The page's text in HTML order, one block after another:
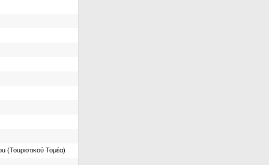
(Τουριστικού Τομέα)